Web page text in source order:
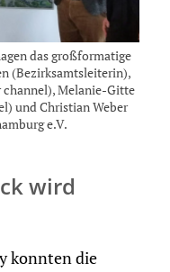
das großformatige
(Bezirksamtsleiterin),
Melanie-Gitte
und Christian Weber
e.V.
wird
konnten die